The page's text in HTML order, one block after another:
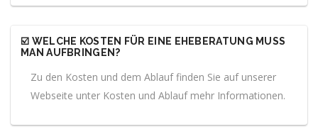
☑️ WELCHE KOSTEN FÜR EINE EHEBERATUNG MUSS
MAN AUFBRINGEN?
Zu den Kosten und dem Ablauf finden Sie auf unserer
Webseite unter Kosten und Ablauf mehr Informationen.